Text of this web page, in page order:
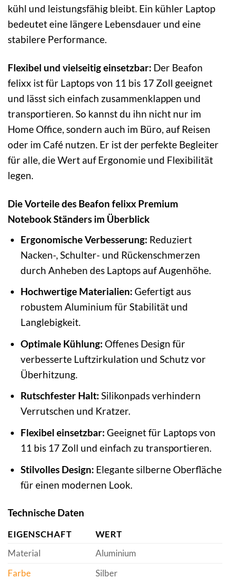
kühl und leistungsfähig bleibt. Ein kühler Laptop
bedeutet eine längere Lebensdauer und eine
stabilere Performance.
Flexibel und vielseitig einsetzbar: Der Beafon
felixx ist für Laptops von 11 bis 17 Zoll geeignet
und lässt sich einfach zusammenklappen und
transportieren. So kannst du ihn nicht nur im
Home Office, sondern auch im Büro, auf Reisen
oder im Café nutzen. Er ist der perfekte Begleiter
für alle, die Wert auf Ergonomie und Flexibilität
legen.
Die Vorteile des Beafon felixx Premium
Notebook Ständers im Überblick
Ergonomische Verbesserung: Reduziert
Nacken-, Schulter- und Rückenschmerzen
durch Anheben des Laptops auf Augenhöhe.
Hochwertige Materialien: Gefertigt aus
robustem Aluminium für Stabilität und
Langlebigkeit.
Optimale Kühlung: Offenes Design für
verbesserte Luftzirkulation und Schutz vor
Überhitzung.
Rutschfester Halt: Silikonpads verhindern
Verrutschen und Kratzer.
Flexibel einsetzbar: Geeignet für Laptops von
11 bis 17 Zoll und einfach zu transportieren.
Stilvolles Design: Elegante silberne Oberfläche
für einen modernen Look.
Technische Daten
EIGENSCHAFT
WERT
Material
Aluminium
Farbe
Silber